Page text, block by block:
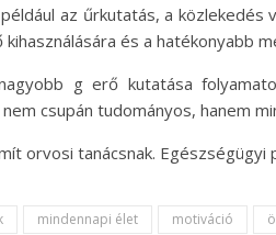
az űrkutatás, a
és a hatékonyabb
g erő kutatása
csupán tudományos, hanem
orvosi tanácsnak.
mindennapi élet motiváció